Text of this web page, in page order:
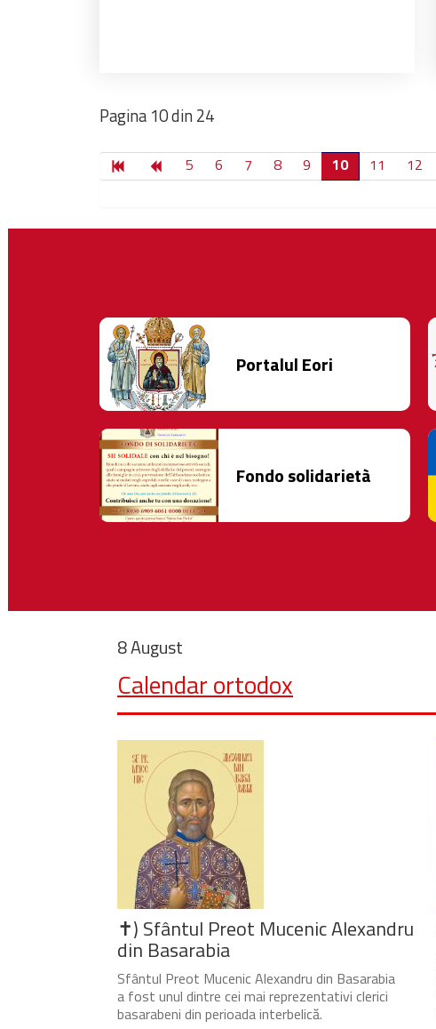
Pagina 10 din 24
5 6 7 8 9 10 11 12
Portalul Eori
Fondo solidarietà
8 August
Calendar ortodox
✝) Sfântul Preot Mucenic Alexandru
din Basarabia
Sfântul Preot Mucenic Alexandru din Basarabia
a fost unul dintre cei mai reprezentativi clerici
basarabeni din perioada interbelică.